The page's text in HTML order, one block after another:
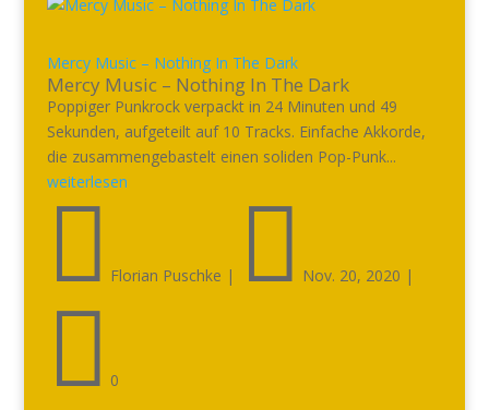
Mercy Music – Nothing In The Dark
Mercy Music – Nothing In The Dark
Poppiger Punkrock verpackt in 24 Minuten und 49
Sekunden, aufgeteilt auf 10 Tracks. Einfache Akkorde,
die zusammengebastelt einen soliden Pop-Punk...
weiterlesen
 Florian Puschke |  Nov. 20, 2020 |
 0